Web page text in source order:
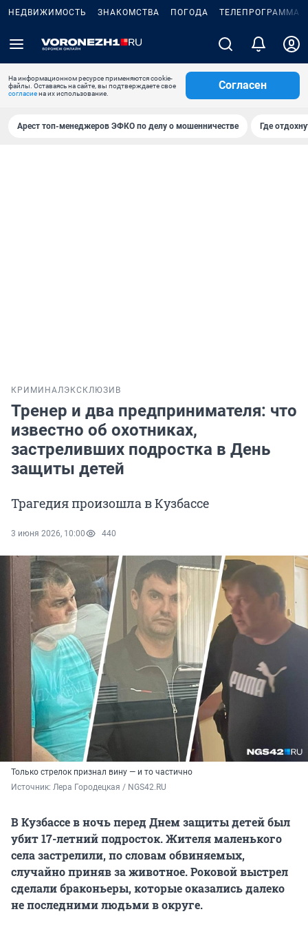
НЕДВИЖИМОСТЬ ЗНАКОМСТВА ПОГОДА ТЕЛЕПРОГРАММА
На информационном ресурсе применяются cookie-
файлы. Оставаясь на сайте, вы подтверждаете свое
согласиена их использование.
Согласен
Арест топ-менеджеров ЭФКО по делу о мошенничестве Где
КРИМИНАЛ ЭКСКЛЮЗИВ
Тренер и два предпринимателя: что
известно об охотниках,
застреливших подростка в День
защиты детей
Трагедия произошла в Кузбассе
3 июня 2026, 10:00 440
Только стрелок признал вину — и то частично
Источник: Лера Городецкая / NGS42.RU
В Кузбассе в ночь перед Днем защиты детей был
убит 17-летний подросток. Жителя маленького
села застрелили, по словам обвиняемых,
случайно приняв за животное. Роковой выстрел
сделали браконьеры, которые оказались далеко
не последними людьми в округе.